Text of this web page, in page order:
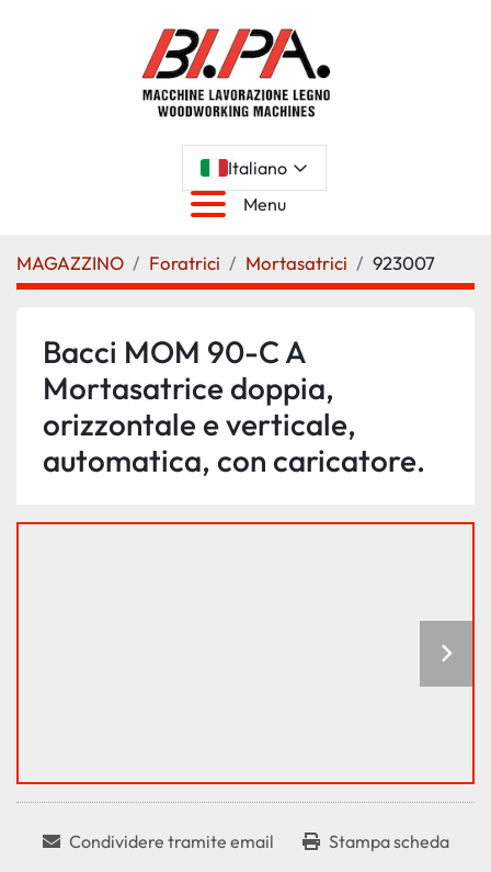
Italiano
Menu
MAGAZZINO Foratrici Mortasatrici 923007
Bacci MOM 90-C A
Mortasatrice doppia,
orizzontale e verticale,
automatica, con caricatore.
Condividere tramite email Stampa scheda